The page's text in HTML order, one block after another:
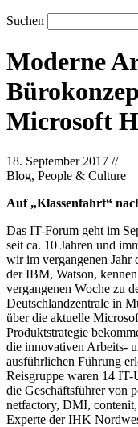
Suchen
Moderne
Microsoft
18. September 2017 //
Blog, People & Culture
Auf „Klassenfahrt“
Das IT-Forum geht im
seit ca. 10 Jahren und
wir im vergangenen Jahr
der IBM, Watson,
vergangenen Woche zu
Deutschlandzentrale in
über die aktuelle
Produktstrategie
die innovativen Arbeits-
ausführlichen Führung
Reisgruppe waren 14 IT-
die Geschäftsführer von
netfactory, DMI,
Experte der IHK